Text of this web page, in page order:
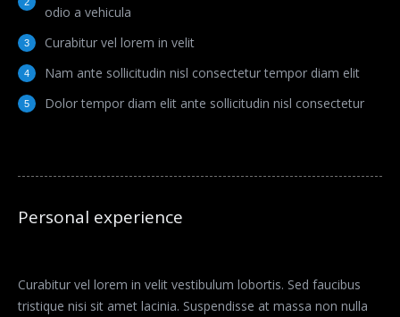
odio a vehicula
Curabitur vel lorem in velit
Nam ante sollicitudin nisl consectetur tempor diam elit
Dolor tempor diam elit ante sollicitudin nisl consectetur
Personal experience
Curabitur vel lorem in velit vestibulum lobortis. Sed faucibus
tristique nisi sit amet lacinia. Suspendisse at massa non nulla